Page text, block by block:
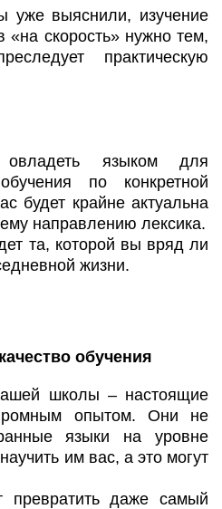
уже выяснили, изучение
«на скорость» нужно тем,
практическую
языком для
по конкретной
будет крайне актуальна
направлению лексика.
та, которой вы вряд ли
жизни.
обучения
школы – настоящие
опытом. Они не
языки на уровне
им вас, а это могут
превратить даже самый